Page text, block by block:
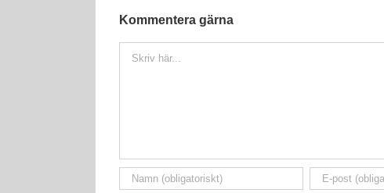
Kommentera gärna